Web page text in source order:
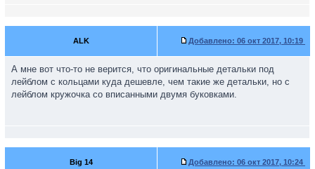
ALK Добавлено: 06 окт 2017, 10:19
А мне вот что-то не верится, что оригинальные детальки под
лейблом с кольцами куда дешевле, чем такие же детальки, но с
лейблом кружочка со вписанными двумя буковками.
Big 14 Добавлено: 06 окт 2017, 10:24